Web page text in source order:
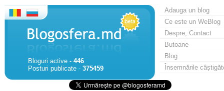
Bloguri active - 446
Posturi publicate - 375459
Adauga un blog
Ce este un WeBlog
Despre, Contact
Butoane
Blog
Însemnările